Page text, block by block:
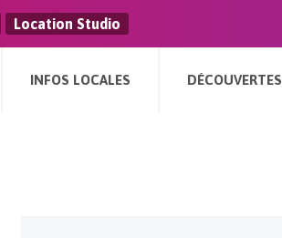
Location Studio
INFOS LOCALES DÉCOUVERTES